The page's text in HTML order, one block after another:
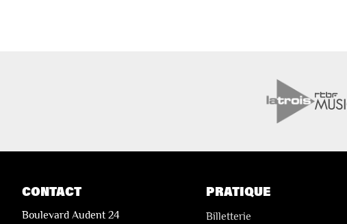
CONTACT
Boulevard Audent 24
PRATIQUE
Billetterie